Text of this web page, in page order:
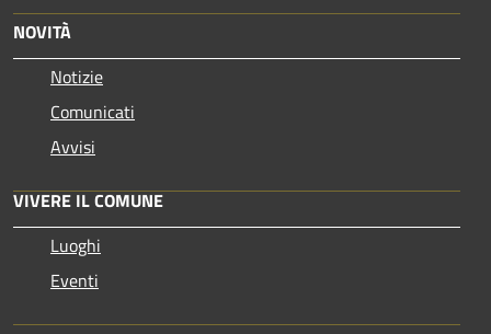
NOVITÀ
Notizie
Comunicati
Avvisi
VIVERE IL COMUNE
Luoghi
Eventi